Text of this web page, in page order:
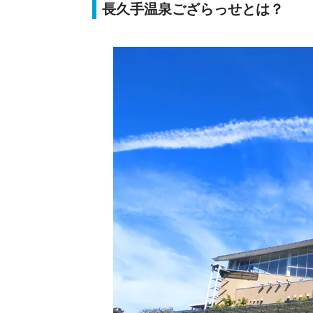
長久手温泉ござらっせとは？